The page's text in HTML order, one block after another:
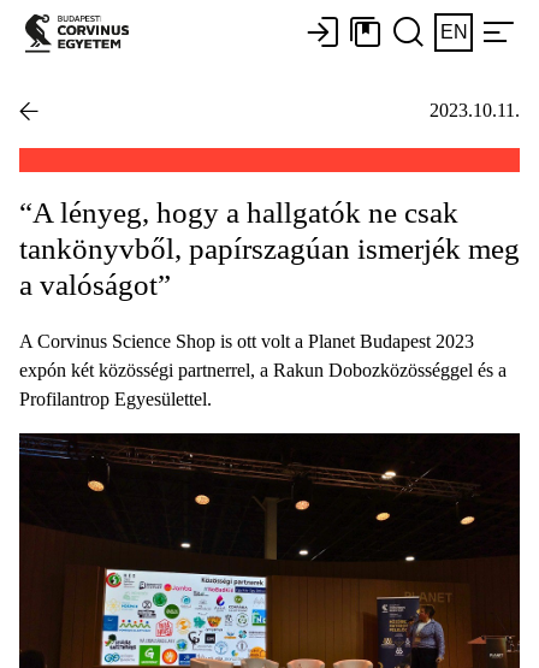
EN
2023.10.11.
“A lényeg, hogy a hallgatók ne csak
tankönyvből, papírszagúan ismerjék meg
a valóságot”
A Corvinus Science Shop is ott volt a Planet Budapest 2023
expón két közösségi partnerrel, a Rakun Dobozközösséggel és a
Profilantrop Egyesülettel.